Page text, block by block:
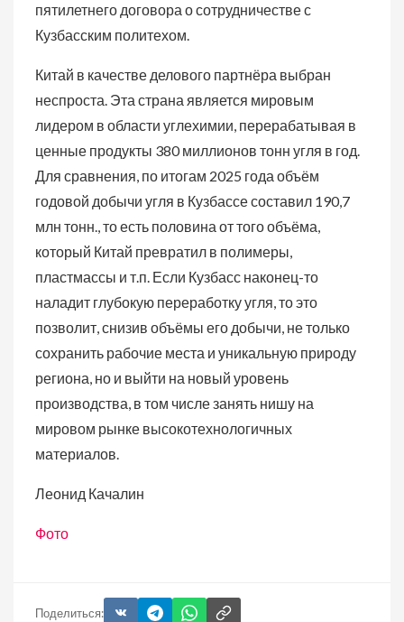
пятилетнего договора о сотрудничестве с
Кузбасским политехом.
Китай в качестве делового партнёра выбран
неспроста. Эта страна является мировым
лидером в области углехимии, перерабатывая в
ценные продукты 380 миллионов тонн угля в год.
Для сравнения, по итогам 2025 года объём
годовой добычи угля в Кузбассе составил 190,7
млн тонн., то есть половина от того объёма,
который Китай превратил в полимеры,
пластмассы и т.п. Если Кузбасс наконец-то
наладит глубокую переработку угля, то это
позволит, снизив объёмы его добычи, не только
сохранить рабочие места и уникальную природу
региона, но и выйти на новый уровень
производства, в том числе занять нишу на
мировом рынке высокотехнологичных
материалов.
Леонид Качалин
Фото
Поделиться: